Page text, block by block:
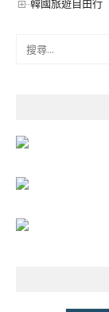
韓國旅遊自由行